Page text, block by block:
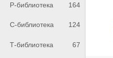
Р-библиотека 164
С-библиотека 124
Т-библиотека 67